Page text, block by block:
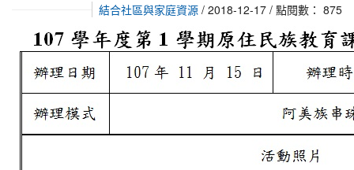
結合社區與家庭資源 / 2018-12-17 / 點閱數： 875